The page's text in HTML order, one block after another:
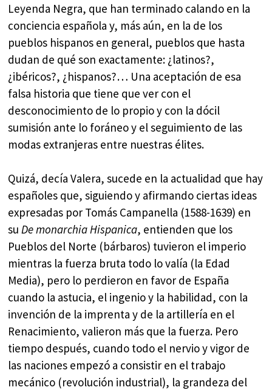
Leyenda Negra, que han terminado calando en la
conciencia española y, más aún, en la de los
pueblos hispanos en general, pueblos que hasta
dudan de qué son exactamente: ¿latinos?,
¿ibéricos?, ¿hispanos?… Una aceptación de esa
falsa historia que tiene que ver con el
desconocimiento de lo propio y con la dócil
sumisión ante lo foráneo y el seguimiento de las
modas extranjeras entre nuestras élites.
Quizá, decía Valera, sucede en la actualidad que hay
españoles que, siguiendo y afirmando ciertas ideas
expresadas por Tomás Campanella (1588-1639) en
suDe monarchia Hispanica, entienden que los
Pueblos del Norte (bárbaros) tuvieron el imperio
mientras la fuerza bruta todo lo valía (la Edad
Media), pero lo perdieron en favor de España
cuando la astucia, el ingenio y la habilidad, con la
invención de la imprenta y de la artillería en el
Renacimiento, valieron más que la fuerza. Pero
tiempo después, cuando todo el nervio y vigor de
las naciones empezó a consistir en el trabajo
mecánico (revolución industrial), la grandeza del